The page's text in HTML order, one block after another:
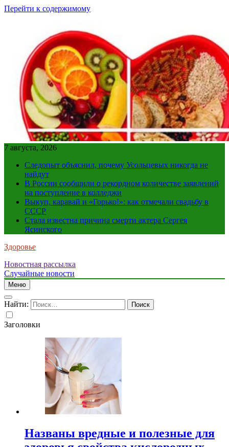
Перейти к содержимому
7 августа, 2026
Следопыт объяснил, почему Усольцевых никогда не
найдут
В России сообщили о рекордном количестве заявлений
на поступление в колледжи
Выкуп, каравай и «Горько!»: как отмечали свадьбу в
СССР
Стала известна причина смерти актера Сергея
Ясинского
Здоровье
Новостная рассылка
Случайные новости
Меню
Найти:
Заголовки
Названы вредные и полезные для